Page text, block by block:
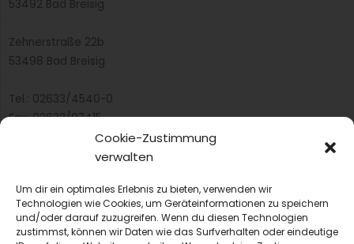
Cookie-Zustimmung
verwalten
Um dir ein optimales Erlebnis zu bieten, verwenden wir
Technologien wie Cookies, um Geräteinformationen zu speichern
und/oder darauf zuzugreifen. Wenn du diesen Technologien
zustimmst, können wir Daten wie das Surfverhalten oder eindeutige
Jahres 2025
Tobias Grau von der Vivantes Gastronomie ist nominiert
als GV-Manager des Jahres 2025. Ein Kurzportrait.